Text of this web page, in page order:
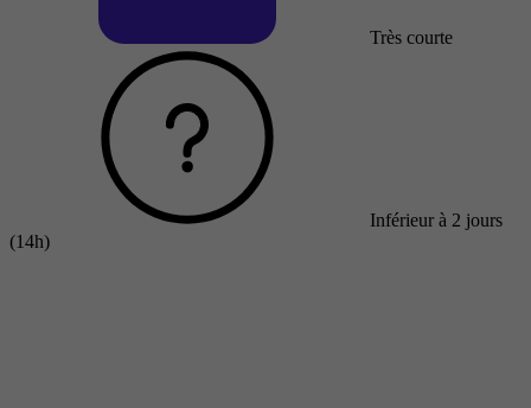
Très courte
Inférieur à 2 jours
(14h)